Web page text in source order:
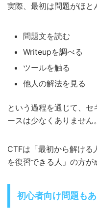
実際、最初は問題がほと
問題文を読む
Writeupを調べる
ツールを触る
他人の解法を見る
という過程を通じて、
ースは少なくありません。
CTFは「最初から解ける
を復習できる人」の方が
初心者向け問題も